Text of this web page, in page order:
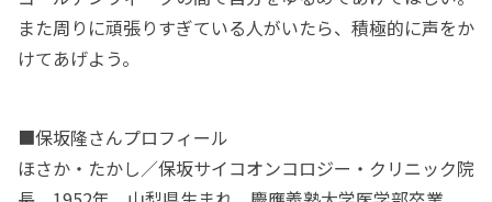
また周りに頑張りすぎている人がいたら、積極的に声をか
けてあげよう。
■保坂隆さんプロフィール
ほさか・たかし／保坂サイコオンコロジー・クリニック院